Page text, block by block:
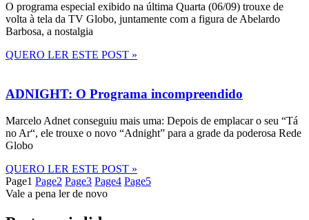
O programa especial exibido na última Quarta (06/09) trouxe de
volta à tela da TV Globo, juntamente com a figura de Abelardo
Barbosa, a nostalgia
QUERO LER ESTE POST »
ADNIGHT: O Programa incompreendido
Marcelo Adnet conseguiu mais uma: Depois de emplacar o seu “Tá
no Ar“, ele trouxe o novo “Adnight” para a grade da poderosa Rede
Globo
QUERO LER ESTE POST »
Page1 Page2 Page3 Page4 Page5
Vale a pena ler de novo